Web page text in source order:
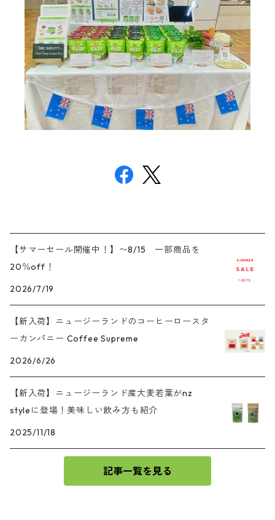
【サマーセール開催中！】〜8/15 一部商品を
20％off！
2026/7/19
【新入荷】ニュージーランドのコーヒーロースタ
ーカンパニー Coffee Supreme
2026/6/26
【新入荷】ニュージーランド産大麦若葉がnz
styleに登場！美味しい飲み方も紹介
2025/11/18
記事一覧を見る